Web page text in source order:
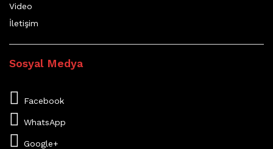
Video
İletişim
Sosyal Medya
Facebook
WhatsApp
Google+